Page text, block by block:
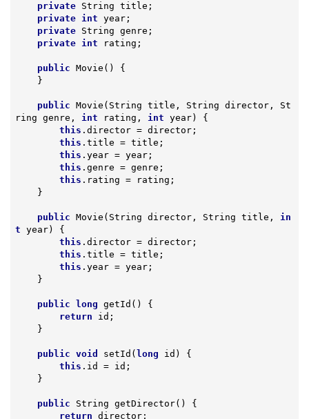
private String title;
private
int year;
private String genre;
private
int rating;
public Movie ()
{
public Movie (String title, String director, St
ring genre, int rating, int year)
{
this .director = director;
this .title = title;
this .year = year;
this .genre = genre;
this .rating = rating;
public Movie (String director, String title, in
t year)
{
this .director = director;
this .title = title;
this .year = year;
public long getId ()
{
return id;
public void setId (long id)
{
this .id = id;
public String getDirector()
{
return director;